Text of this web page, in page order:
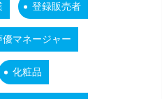
登録販売者
優マネージャー
化粧品